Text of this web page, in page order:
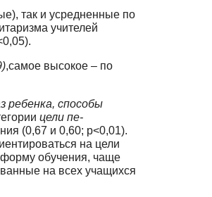
так и усредненные по
учителей
,самое высокое – по
ребенка, способы
цели пе­
(0,67 и 0,60; p<0,01).
на цели
форму обучения, чаще
на всех учащихся